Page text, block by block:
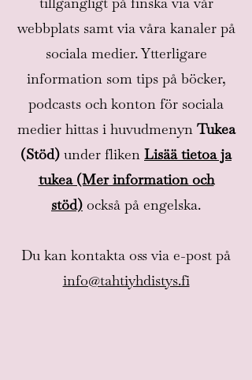
webbplats samt via våra kanaler på
sociala medier. Ytterligare
information som tips på böcker,
podcasts och konton för sociala
medier hittas i huvudmenyn Tukea
(Stöd) under fliken Lisää tietoa ja
tukea (Mer information och
stöd) också på engelska.
Du kan kontakta oss via e-post på
info@tahtiyhdistys.fi